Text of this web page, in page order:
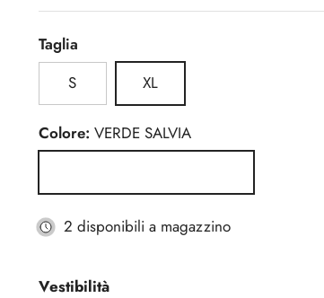
Taglia
S
XL
Colore: VERDE SALVIA
2 disponibili a magazzino
Vestibilità